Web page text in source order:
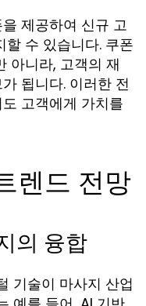
제공하여 신규 고
수 있습니다. 쿠폰
아니라, 고객의 재
됩니다. 이러한 전
고객에게 가치를
렌드 전망
의 융합
기술이 마사지 산업